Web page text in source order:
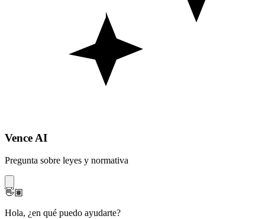
Vence AI
Pregunta sobre leyes y normativa
👋🏽
Hola, ¿en qué puedo ayudarte?